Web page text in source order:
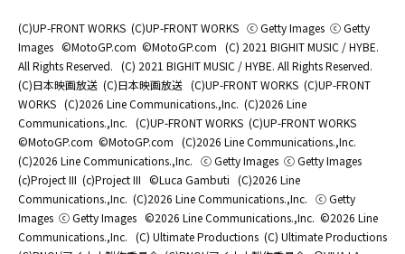
(C)UP-FRONT WORKS (C)UP-FRONT WORKS ⓒ Getty Images ⓒ Getty
Images ©MotoGP.com ©MotoGP.com (C) 2021 BIGHIT MUSIC / HYBE.
All Rights Reserved. (C) 2021 BIGHIT MUSIC / HYBE. All Rights Reserved.
(C)日本映画放送 (C)日本映画放送 (C)UP-FRONT WORKS (C)UP-FRONT
WORKS (C)2026 Line Communications.,Inc. (C)2026 Line
Communications.,Inc. (C)UP-FRONT WORKS (C)UP-FRONT WORKS
©MotoGP.com ©MotoGP.com (C)2026 Line Communications.,Inc.
(C)2026 Line Communications.,Inc. ⓒ Getty Images ⓒ Getty Images
(c)Project III (c)Project III ©Luca Gambuti (C)2026 Line
Communications.,Inc. (C)2026 Line Communications.,Inc. ⓒ Getty
Images ⓒ Getty Images ©2026 Line Communications.,Inc. ©2026 Line
Communications.,Inc. (C) Ultimate Productions (C) Ultimate Productions